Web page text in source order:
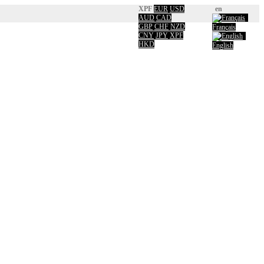
en
Français
English
XPF EUR USD
AUD CAD
GBP CHF NZD
CNY JPY XPF
HKD